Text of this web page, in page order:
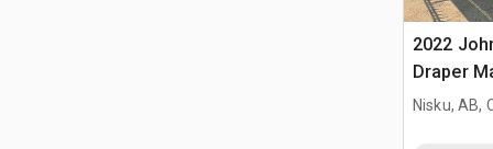
2022
Draper
Nisku, AB,